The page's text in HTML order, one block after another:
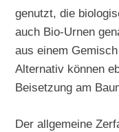
genutzt, die
auch Bio-Urnen
aus einem
Alternativ können
Beisetzung am
Der allgemeine